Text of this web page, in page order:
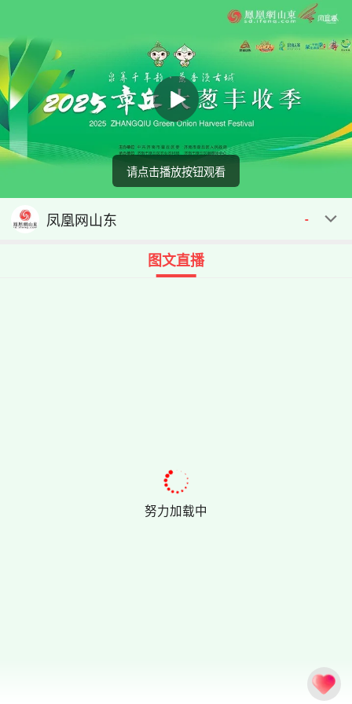
请点击播放按钮观看
回顾 00:00
凤凰网山东 -
图文直播
努力加载中